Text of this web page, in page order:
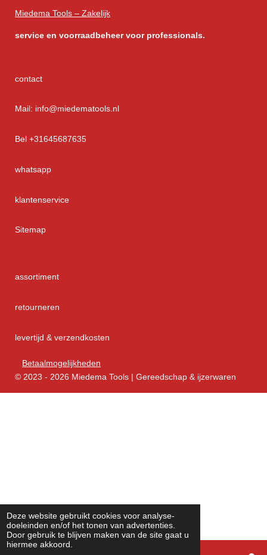
Deze website gebruikt cookies voor analyse-
doeleinden en/of het tonen van advertenties.
Door gebruik te blijven maken van de site gaat u
hiermee akkoord.
Miedema Tools – Zakelijk
service en voorraadbeheer voor professionals.
contact
Mail: info@miedematools.nl
Bel +31645687635
whatsapp
klantenservice
Sitemap
assortiment
retourneren
levertijd & verzendkosten
Betaalmogelijkheden
© 2023 - 2026 Miedema Tools | Gereedschap & ijzerwaren